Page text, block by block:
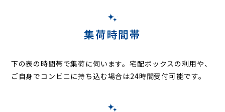
集荷時間帯
下の表の時間帯で集荷に伺います。宅配ボックスの利用や、
ご自身でコンビニに持ち込む場合は24時間受付可能です。